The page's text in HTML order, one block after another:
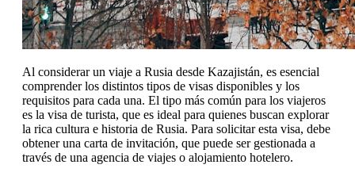
Al considerar un viaje a Rusia desde Kazajistán, es esencial
comprender los distintos tipos de visas disponibles y los
requisitos para cada una. El tipo más común para los viajeros
es la visa de turista, que es ideal para quienes buscan explorar
la rica cultura e historia de Rusia. Para solicitar esta visa, debe
obtener una carta de invitación, que puede ser gestionada a
través de una agencia de viajes o alojamiento hotelero.